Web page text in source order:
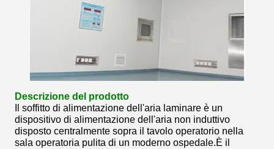
Descrizione del prodotto
Il soffitto di alimentazione dell'aria laminare è un
dispositivo di alimentazione dell'aria non induttivo
disposto centralmente sopra il tavolo operatorio nella
sala operatoria pulita di un moderno ospedale.È il